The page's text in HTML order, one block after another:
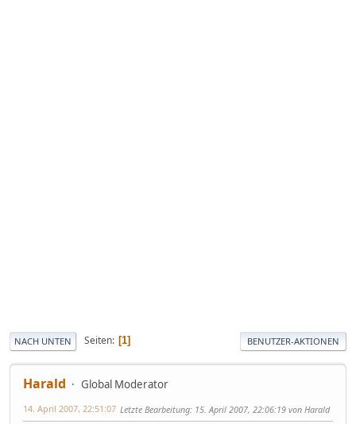
NACH UNTEN Seiten 1 BENUTZER-AKTIONEN
Harald Global Moderator
14. April 2007, 22:51:07 Letzte Bearbeitung: 15. April 2007, 22:06:19 von Harald